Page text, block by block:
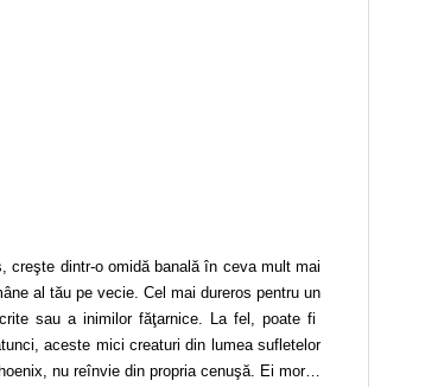
creşte dintr-o omidă banală în ceva mult mai
al tău pe vecie. Cel mai dureros pentru un
sau a inimilor făţarnice. La fel, poate fi
aceste mici creaturi din lumea sufletelor
nu reînvie din propria cenuşă. Ei mor…